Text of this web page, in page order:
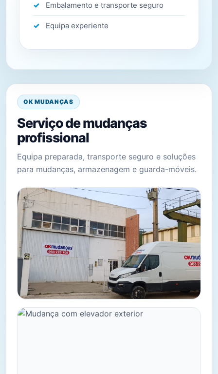
Embalamento e transporte seguro
Equipa experiente
OK MUDANÇAS
Serviço de mudanças
profissional
Equipa preparada, transporte seguro e soluções
para mudanças, armazenagem e guarda-móveis.